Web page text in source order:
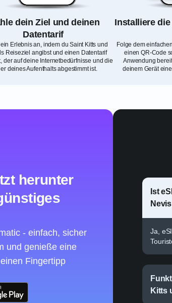
dein Ziel und deinen
Datentarif
Erlebnis an, indem du Saint Kitts und
Reiseziel angibst und einen Datentarif
der auf deine Internetbedürfnisse und die
deines Aufenthalts abgestimmt ist.
Installiere
Folge dem
einen QR-Code
Anwendung
deinem Gerät
herunter
- einfach, sicher
und genieße eine
Fingertipp
Ist
Ja,
Kitts